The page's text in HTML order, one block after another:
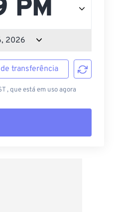
transferência
, que está em uso agora